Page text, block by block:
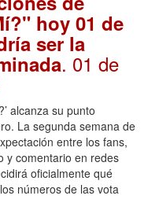
hoy 01 de
ser la
. 01 de
alcanza su punto
La segunda semana de
entre los fans,
y comentario en redes
oficialmente qué
números de las vota